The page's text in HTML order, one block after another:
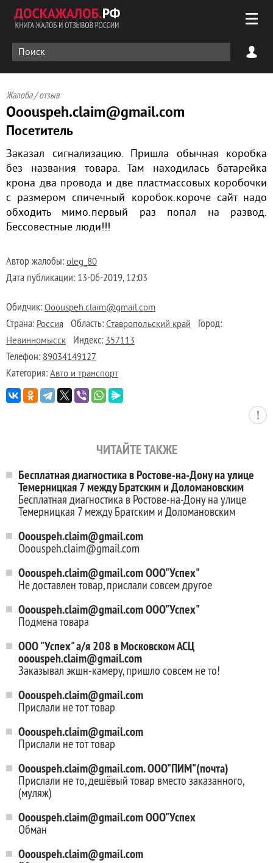
Жалоба / отзыв
Ooouspeh.claim@gmail.com
Посетитель
Заказал сигнализацию. Пришла обычная коробка
без названия товара. Там находилась батарейка
крона два провода и две пластмассовых коробочки
с размером спичечный коробок.короче сайт надо
обходить мимо.первый раз попал на развод.
Бессовестные люди!!!
Автор жалобы: oleg_80
Дата публикации: 13-06-2019, 12:03
Обидчик: Ooouspeh.claim@gmail.com
Страна: Россия Область: Ставропольский край Город:
Невинномысск Индекс: 357113
Телефон: 89034149127
Категория: Авто и транспорт
ЧИТАЙТЕ ТАКЖЕ
Бесплатная диагностика в Ростове-на-Дону на улице
Темерницкая 7 между Братским и Доломановским
Бесплатная диагностика в Ростове-на-Дону на улице
Темерницкая 7 между Братским и Доломановским
Ooouspeh.claim@gmail.com
Ooouspeh.claim@gmail.com
Ooouspeh.claim@gmail.com ООО"Успех"
Не доставлен товар, прислали совсем другое
Ooouspeh.claim@gmail.com ООО"Успех"
Подмена товара
OOO "Успех" а/я 208 в Московском АСЦ
ooouspeh.claim@gmail.com
Заказывал экшн-камеру, пришло совсем не то!
Ooouspeh.claim@gmail.com
Прислали не тот товар
Ooouspeh.claim@gmail.com
Прислали не тот товар
Ooouspeh.claim@gmail.com. ООО"ПИМ"(почта)
Прислали не то, дешёвый товар вместо заказанного,
(муляж)
Ooouspeh.claim@gmail.com ООО"Успех
Обман
Ooouspeh.claim@gmail.com